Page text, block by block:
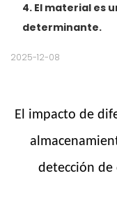
4. El material es
determinante.
2025-12-08
El impacto de
detección de